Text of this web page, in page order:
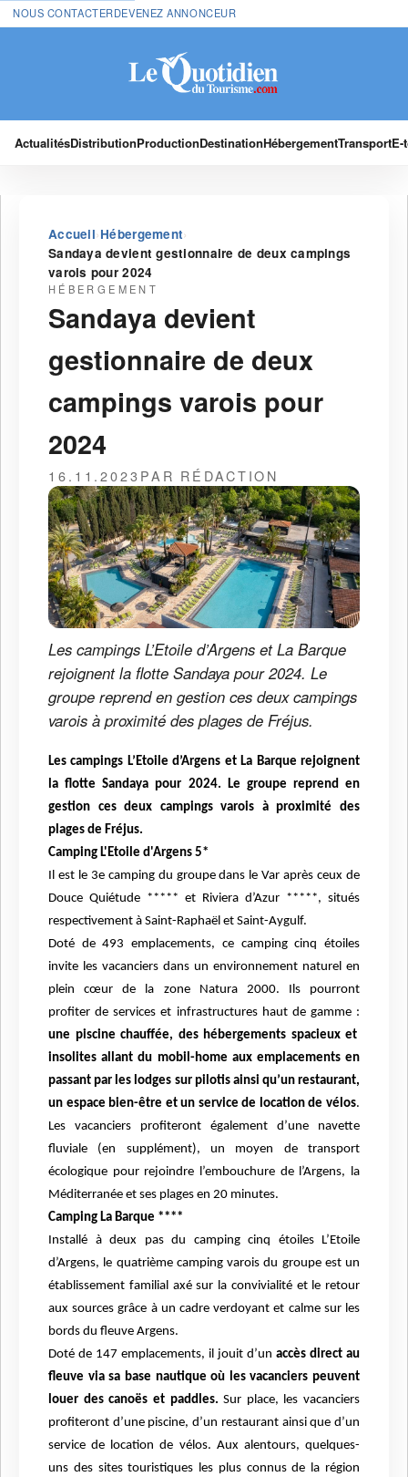
NOUS CONTACTERDEVENEZ ANNONCEUR
ActualitésDistributionProductionDestinationHébergementTransport
Accueil›Hébergement›
Sandaya devient gestionnaire de deux campings
varois pour 2024
HÉBERGEMENT
Sandaya devient
gestionnaire de deux
campings varois pour
2024
16.11.2023PAR RÉDACTION
Les campings L’Etoile d’Argens et La Barque
rejoignent la flotte Sandaya pour 2024. Le
groupe reprend en gestion ces deux campings
varois à proximité des plages de Fréjus.
Les campings L’Etoile d’Argens et La Barque rejoignent
la flotte Sandaya pour 2024. Le groupe reprend en
gestion ces deux campings varois à proximité des
plages de Fréjus.
Camping L'Etoile d'Argens 5*
Il est le 3e camping du groupe dans le Var après ceux de
Douce Quiétude ***** et Riviera d’Azur *****, situés
respectivement à Saint-Raphaël et Saint-Aygulf.
Doté de 493 emplacements, ce camping cinq étoiles
invite les vacanciers dans un environnement naturel en
plein cœur de la zone Natura 2000. Ils pourront
profiter deservices et infrastructures haut de gamme :
une piscine chauffée, des hébergements spacieuxet
insolites allant du mobil-home aux emplacements en
passant par les lodges sur pilotis ainsi qu’un restaurant,
un espace bien-être et un service de location de vélos.
Les vacanciers profiteront également d’une navette
fluviale (en supplément), un moyen de transport
écologique pour rejoindre l’embouchure de l’Argens, la
Méditerranée et ses plages en 20 minutes.
Camping La Barque ****
Installé à deux pas du camping cinq étoiles L’Etoile
d’Argens, le quatrième camping varois du groupe est un
établissement familial axé sur la convivialité et le retour
aux sources grâce à un cadre verdoyant et calme sur les
bords du fleuve Argens.
Doté de 147 emplacements, il jouit d’un accès direct au
fleuve via sa base nautique où lesvacanciers peuvent
louer des canoës et paddles. Sur place, les vacanciers
profiteront d’une piscine, d’un restaurant ainsi que d’un
service de location de vélos. Aux alentours, quelques-
uns des sites touristiques les plus connus de la région